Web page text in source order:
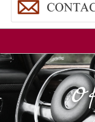
販売車
パーツ販売